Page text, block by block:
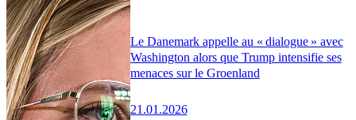
Le Danemark appelle au « dialogue » avec
Washington alors que Trump intensifie ses
menaces sur le Groenland
21.01.2026